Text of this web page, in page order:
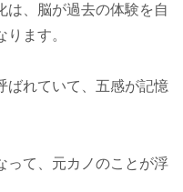
は、脳が過去の体験を自
ます。
ばれていて、五感が記憶
って、元カノのことが浮